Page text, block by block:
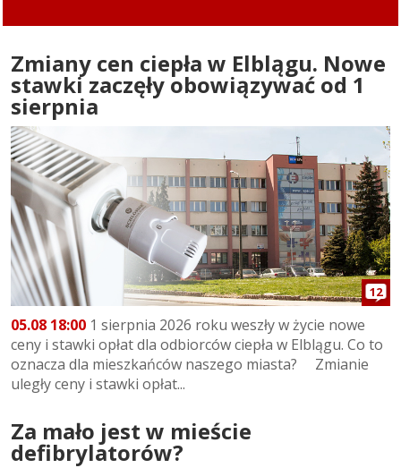
Zmiany cen ciepła w Elblągu. Nowe
stawki zaczęły obowiązywać od 1
sierpnia
12
05.08 18:00 1 sierpnia 2026 roku weszły w życie nowe
ceny i stawki opłat dla odbiorców ciepła w Elblągu. Co to
oznacza dla mieszkańców naszego miasta? Zmianie
uległy ceny i stawki opłat...
Za mało jest w mieście
defibrylatorów?